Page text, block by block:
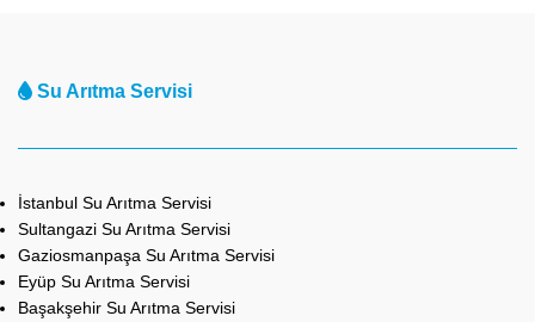
Su Arıtma Servisi
İstanbul Su Arıtma Servisi
Sultangazi Su Arıtma Servisi
Gaziosmanpaşa Su Arıtma Servisi
Eyüp Su Arıtma Servisi
Başakşehir Su Arıtma Servisi